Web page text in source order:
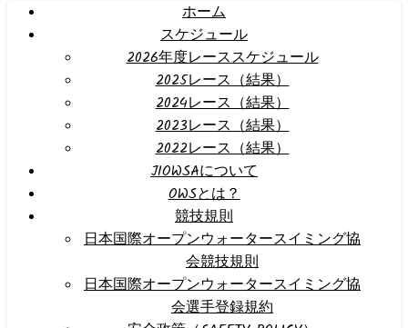
ホーム
スケジュール
2026年度レーススケジュール
2025レース（結果）
2024レース（結果）
2023レース（結果）
2022レース（結果）
JIOWSAについて
OWSとは？
競技規則
日本国際オープンウォータースイミング協
会競技規則
日本国際オープンウォータースイミング協
会選手登録規約